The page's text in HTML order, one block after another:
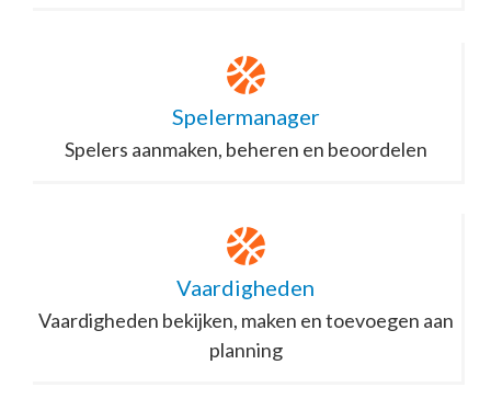
Spelermanager
Spelers aanmaken, beheren en beoordelen
Vaardigheden
Vaardigheden bekijken, maken en toevoegen aan
planning